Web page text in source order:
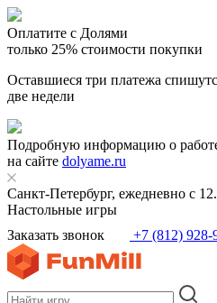
Оплатите с Долями
только 25% стоимости покупки
Оставшиеся три платежа
две недели
Подробную информацию о
на сайте dolyame.ru
Санкт-Петербург, ежедневно с
Настольные игры
Заказать звонок
+7 (812) 928-